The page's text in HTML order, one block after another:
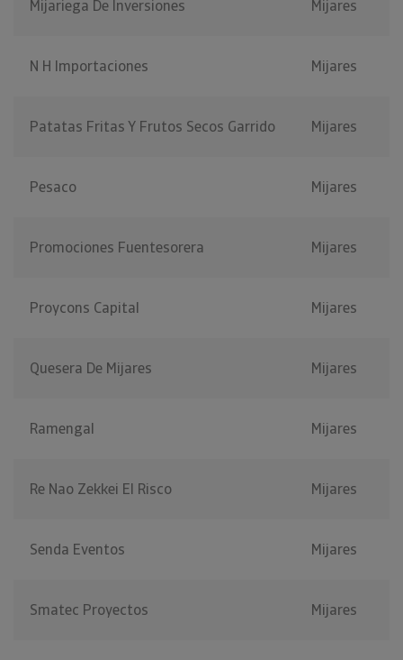
Mijariega De Inversiones Mijares
N H Importaciones Mijares
Patatas Fritas Y Frutos Secos Garrido Mijares
Pesaco Mijares
Promociones Fuentesorera Mijares
Proycons Capital Mijares
Quesera De Mijares Mijares
Ramengal Mijares
Re Nao Zekkei El Risco Mijares
Senda Eventos Mijares
Smatec Proyectos Mijares